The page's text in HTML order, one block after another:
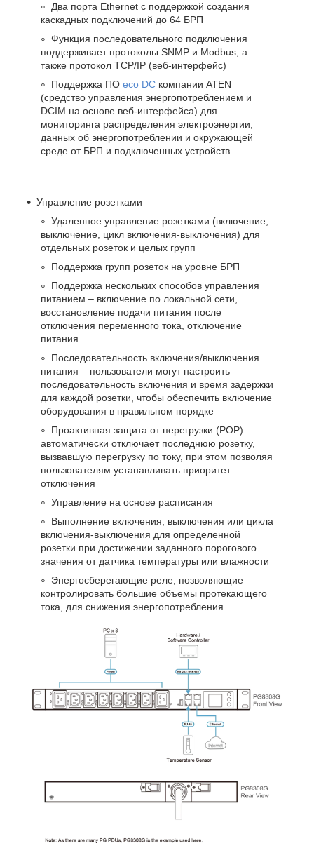
Два порта Ethernet с поддержкой создания
каскадных подключений до 64 БРП
Функция последовательного подключения
поддерживает протоколы SNMP и Modbus, а
также протокол TCP/IP (веб-интерфейс)
Поддержка ПО eco DC компании ATEN
(средство управления энергопотреблением и
DCIM на основе веб-интерфейса) для
мониторинга распределения электроэнергии,
данных об энергопотреблении и окружающей
среде от БРП и подключенных устройств
Управление розетками
Удаленное управление розетками (включение,
выключение, цикл включения-выключения) для
отдельных розеток и целых групп
Поддержка групп розеток на уровне БРП
Поддержка нескольких способов управления
питанием – включение по локальной сети,
восстановление подачи питания после
отключения переменного тока, отключение
питания
Последовательность включения/выключения
питания – пользователи могут настроить
последовательность включения и время задержки
для каждой розетки, чтобы обеспечить включение
оборудования в правильном порядке
Проактивная защита от перегрузки (POP) –
автоматически отключает последнюю розетку,
вызвавшую перегрузку по току, при этом позволяя
пользователям устанавливать приоритет
отключения
Управление на основе расписания
Выполнение включения, выключения или цикла
включения-выключения для определенной
розетки при достижении заданного порогового
значения от датчика температуры или влажности
Энергосберегающие реле, позволяющие
контролировать большие объемы протекающего
тока, для снижения энергопотребления